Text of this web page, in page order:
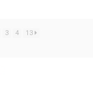
3 4 13